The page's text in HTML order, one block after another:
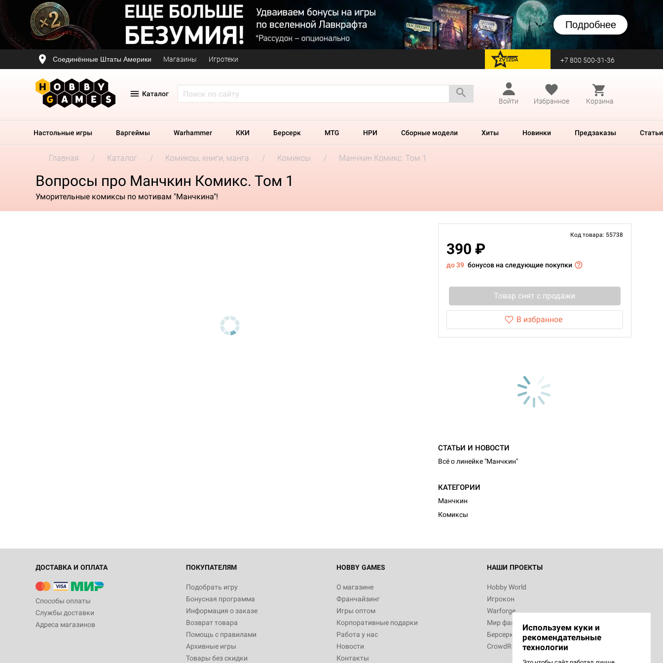
Подробнее
Соединённые Штаты Америки Магазины Игротеки перейти на Zvezda +7 800 500-31-36
Каталог
Войти
Избранное Корзина
Настольные игры Варгеймы Warhammer ККИ Берсерк MTG НРИ Сборные модели Хиты Новинки Предзаказы Статьи
Главная Каталог Комиксы, книги, манга Комиксы Манчкин Комикс. Том 1
Вопросы про Манчкин Комикс. Том 1
Уморительные комиксы по мотивам "Манчкина"!
Код товара: 55738
390 ₽
до 39 бонусов на следующие покупки
Товар снят с продажи
В избранное
СТАТЬИ И НОВОСТИ
Всё о линейке "Манчкин"
КАТЕГОРИИ
Манчкин
Комиксы
ДОСТАВКА И ОПЛАТА
Способы оплаты
Службы доставки
Адреса магазинов
ПОКУПАТЕЛЯМ
Подобрать игру
Бонусная программа
Информация о заказе
Возврат товара
Помощь с правилами
Архивные игры
Товары без скидки
HOBBY GAMES
О магазине
Франчайзинг
Игры оптом
Корпоративные подарки
Работа у нас
Новости
Контакты
НАШИ ПРОЕКТЫ
Hobby World
Игрокон
Warforge
Мир фантастики
Берсерк
CrowdRepublic
Используем куки и
рекомендательные
технологии